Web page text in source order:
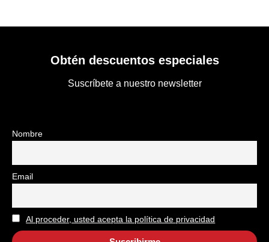
Obtén descuentos especiales
Suscríbete a nuestro newsletter
Nombre
Email
Al proceder, usted acepta la política de privacidad